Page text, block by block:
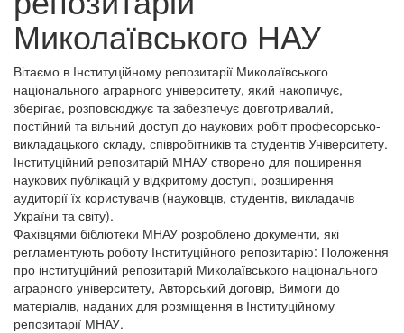
Миколаївського НАУ
Вітаємо в Інституційному репозитарії Миколаївського
національного аграрного університету, який накопичує,
зберігає, розповсюджує та забезпечує довготривалий,
постійний та вільний доступ до наукових робіт професорсько-
викладацького складу, співробітників та студентів Університету.
Інституційний репозитарій МНАУ створено для поширення
наукових публікацій у відкритому доступі, розширення
аудиторії їх користувачів (науковців, студентів, викладачів
України та світу).
Фахівцями бібліотеки МНАУ розроблено документи, які
регламентують роботу Інституційного репозитарію: Положення
про інституційний репозитарій Миколаївського національного
аграрного університету, Авторський договір, Вимоги до
матеріалів, наданих для розміщення в Інституційному
репозитарії МНАУ.